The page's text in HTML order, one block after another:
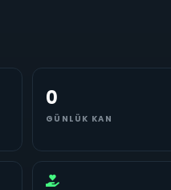
0
GÜNLÜK KAN